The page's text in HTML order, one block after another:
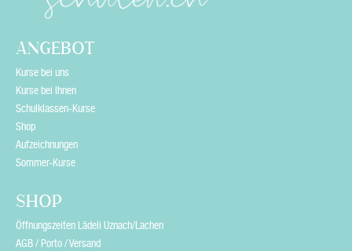
ANGEBOT
Kurse bei uns
Kurse bei Ihnen
Schulklassen-Kurse
Shop
Aufzeichnungen
Sommer-Kurse
SHOP
Öffnungszeiten Lädeli Uznach/Lachen
AGB / Porto / Versand